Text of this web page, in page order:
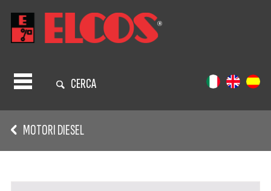
CERCA
MOTORI DIESEL